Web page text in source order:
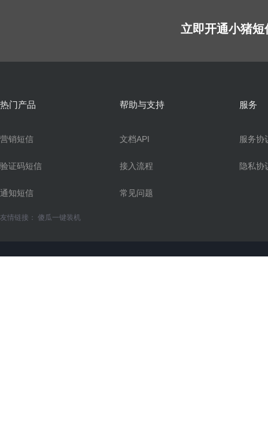
立即开通小猪
热门产品
营销短信
验证码短信
通知短信
帮助与支持
文档API
接入流程
常见问题
服务
服务协
隐私协
友情链接： 傻瓜一键装机